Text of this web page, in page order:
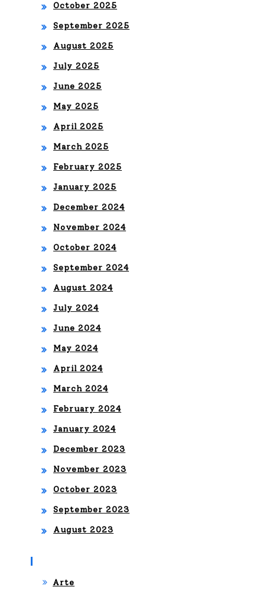
October 2025
September 2025
August 2025
July 2025
June 2025
May 2025
April 2025
March 2025
February 2025
January 2025
December 2024
November 2024
October 2024
September 2024
August 2024
July 2024
June 2024
May 2024
April 2024
March 2024
February 2024
January 2024
December 2023
November 2023
October 2023
September 2023
August 2023
Arte